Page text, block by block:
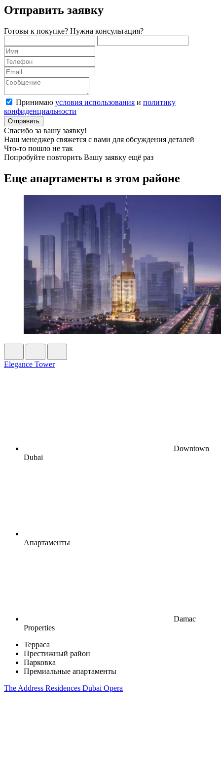
Отправить заявку
Готовы к покупке? Нужна консультация?
Принимаю условия использования и политику
конфиденциальности
Отправить
Спасибо за вашу заявку!
Наш менеджер свяжется с вами для обсуждения деталей
Что-то пошло не так
Попробуйте повторить Вашу заявку ещё раз
Еще апартаменты в этом районе
Elegance Tower
Downtown
Dubai
Апартаменты
Damac
Properties
Терраса
Престижный район
Парковка
Премиальные апартаменты
The Address Residences Dubai Opera